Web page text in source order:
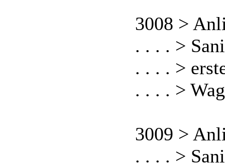
3008 >
. . . . >
. . . . >
. . . . >
3009 >
. . . . >